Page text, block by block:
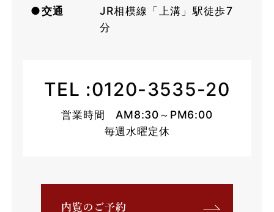
●交通
JR相模線「上溝」駅徒歩7
分
TEL :0120-3535-20
営業時間 AM8:30～PM6:00
毎週水曜定休